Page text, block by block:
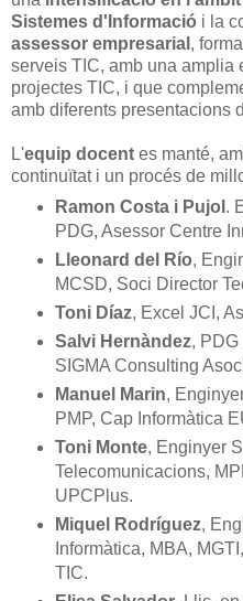
Sistemes d'Informació i la
assessor empresarial ,
serveis TIC, amb una amplia
projectes TIC, i que
amb diferents presentacions
L'equip docent es manté,
continuïtat i un procés de
Ramon Costa i Pujol .
PDG, Asessor Centre
Lleonard del Río,
MCSD, Soci Director
Toni Díaz, Excel JCI,
Salvi Hernàndez, PDG
SIGMA Consulting
Manuel Marin,
PMP, Cap Informàtica
Toni Monte, Enginyer
Telecomunicacions,
UPCPlus.
Miquel Rodríguez,
Informàtica, MBA,
TIC.